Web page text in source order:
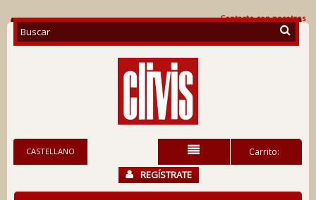
Contacte con nosotros
Carrito:
CASTELLANO
REGÍSTRATE